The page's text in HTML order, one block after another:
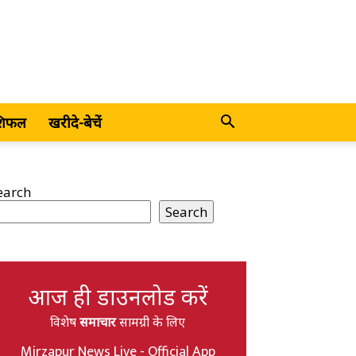
खरीदे-बेचें
Search
आज ही डाउनलोड करें
विशेषसमाचारसामग्री के लिए